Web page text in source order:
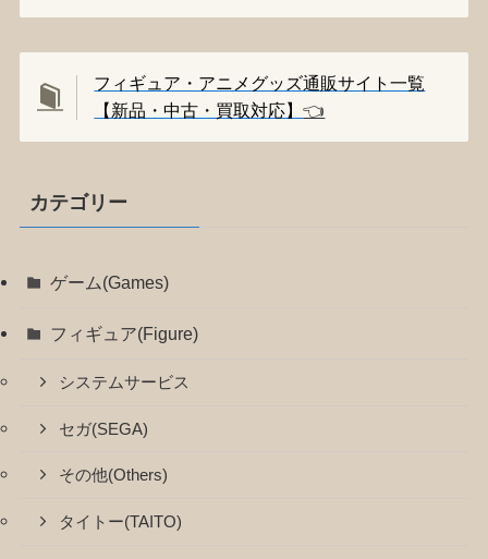
フィギュア・アニメグッズ通販サイト一覧
【新品・中古・買取対応】👈️
カテゴリー
ゲーム(Games)
フィギュア(Figure)
システムサービス
セガ(SEGA)
その他(Others)
タイトー(TAITO)